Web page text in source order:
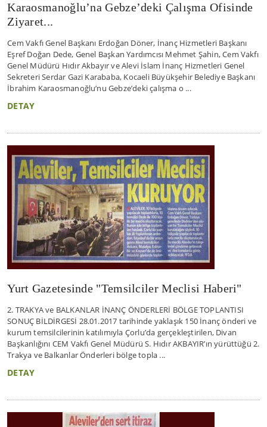
Karaosmanoğlu’na Gebze’deki Çalışma Ofisinde
Ziyaret...
Cem Vakfı Genel Başkanı Erdoğan Döner, İnanç Hizmetleri Başkanı
Eşref Doğan Dede, Genel Başkan Yardımcısı Mehmet Şahin, Cem Vakfı
Genel Müdürü Hıdır Akbayır ve Alevi İslam İnanç Hizmetleri Genel
Sekreteri Serdar Gazi Karababa, Kocaeli Büyükşehir Belediye Başkanı
İbrahim Karaosmanoğlu’nu Gebze’deki çalışma o ...
DETAY
Yurt Gazetesinde "Temsilciler Meclisi Haberi"
2. TRAKYA ve BALKANLAR İNANÇ ÖNDERLERİ BÖLGE TOPLANTISI
SONUÇ BİLDİRGESİ 28.01.2017 tarihinde yaklaşık 150 İnanç önderi ve
kurum temsilcilerinin katılımıyla Çorlu’da gerçekleştirilen, Divan
Başkanlığını CEM Vakfı Genel Müdürü S. Hıdır AKBAYIR’ın yürüttüğü 2.
Trakya ve Balkanlar Önderleri bölge topla ...
DETAY